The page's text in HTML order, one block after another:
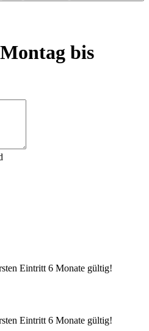
bis
Eintritt 6 Monate gültig!
Eintritt 6 Monate gültig!